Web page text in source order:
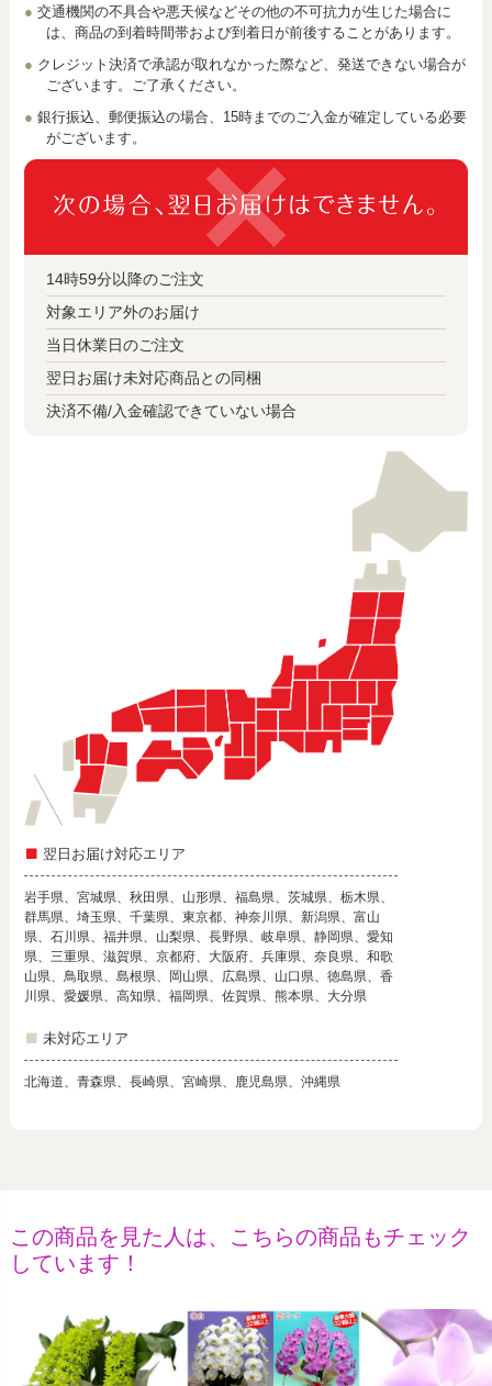
交通機関の不具合や悪天候などその他の不可抗力が生じた場合に
は、商品の到着時間帯および到着日が前後することがあります。
クレジット決済で承認が取れなかった際など、発送できない場合が
ございます。ご了承ください。
銀行振込、郵便振込の場合、15時までのご入金が確定している必要
がございます。
14時59分以降のご注文
対象エリア外のお届け
当日休業日のご注文
翌日お届け未対応商品との同梱
決済不備/入金確認できていない場合
翌日お届け対応エリア
岩手県、宮城県、秋田県、山形県、福島県、茨城県、栃木県、
群馬県、埼玉県、千葉県、東京都、神奈川県、新潟県、富山
県、石川県、福井県、山梨県、長野県、岐阜県、静岡県、愛知
県、三重県、滋賀県、京都府、大阪府、兵庫県、奈良県、和歌
山県、鳥取県、島根県、岡山県、広島県、山口県、徳島県、香
川県、愛媛県、高知県、福岡県、佐賀県、熊本県、大分県
未対応エリア
北海道、青森県、長崎県、宮崎県、鹿児島県、沖縄県
この商品を見た人は、こちらの商品もチェック
しています！